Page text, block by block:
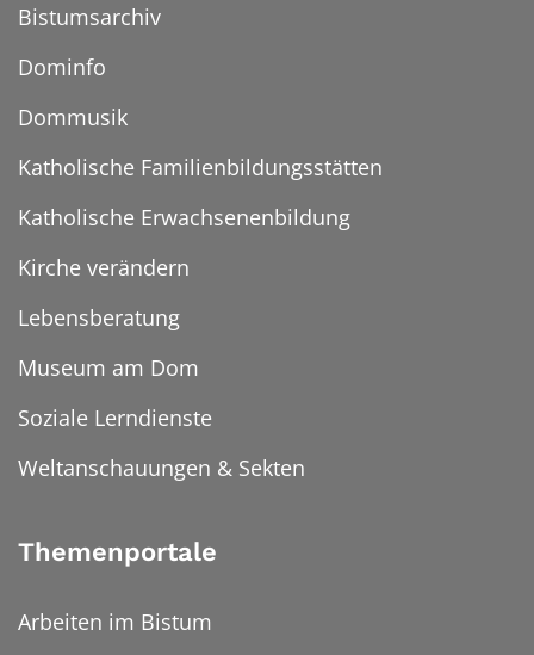
Bistumsarchiv
Dominfo
Dommusik
Katholische Familienbildungsstätten
Katholische Erwachsenenbildung
Kirche verändern
Lebensberatung
Museum am Dom
Soziale Lerndienste
Weltanschauungen & Sekten
Themenportale
Arbeiten im Bistum